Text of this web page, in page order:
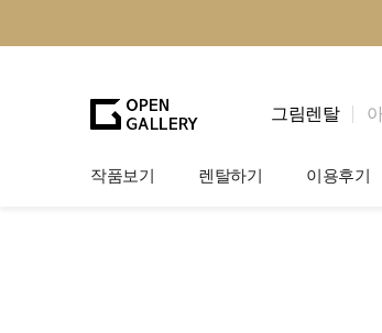
그림렌탈
작품보기 렌탈하기 이용후기